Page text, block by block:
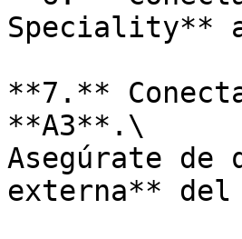
Speciality**
**7.**
**A3**.\
Asegúrate
externa** del